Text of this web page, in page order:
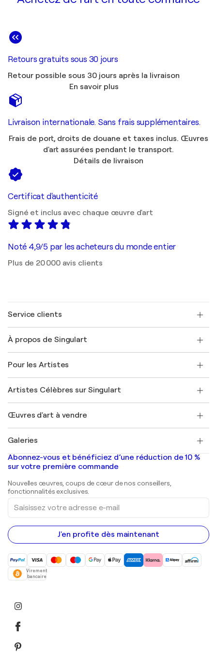
Retours gratuits sous 30 jours
Retour possible sous 30 jours après la livraison
En savoir plus
Livraison internationale. Sans frais supplémentaires.
Frais de port, droits de douane et taxes inclus. Œuvres
d'art assurées pendant le transport.
Détails de livraison
Certificat d'authenticité
Signé et inclus avec chaque œuvre d'art
Noté 4,9/5 par les acheteurs du monde entier
Plus de 20 000 avis clients
Service clients
Expédition
Offrir une carte cadeau
Rejoignez notre programme commercial
Mon compte
+33 1 76 44 06 42
À propos de Singulart
FAQ
Magazine Singulart
Emplois
Découvrez une sélection d'art original
Pour les Artistes
Se connecter en tant qu'Artiste
Artistes Célèbres sur Singulart
Marc Chagall
Banksy
Mr. Brainwash
Shepard Fairey
Œuvres d'art à vendre
Tableaux abstraits à vendre
Peintures de paysage
Estampes
Peintures acryliques
Galeries
Galeries d'art en France
Galeries d'art en Belgique
Abonnez-vous et bénéficiez d’une réduction de 10 %
sur votre première commande
Nouvelles œuvres, coups de cœur de nos conseillers,
fonctionnalités exclusives.
Saisissez
votre
adresse
e-
mail
J'en profite dès maintenant
Virement
bancaire